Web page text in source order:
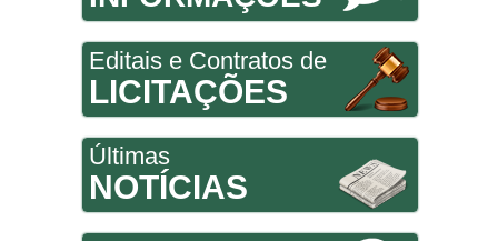
Editais e Contratos de
LICITAÇÕES
Últimas
NOTÍCIAS